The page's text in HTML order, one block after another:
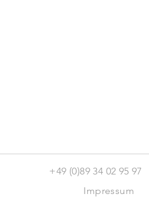
+49 (0)89 34 02 95 97
Impressum